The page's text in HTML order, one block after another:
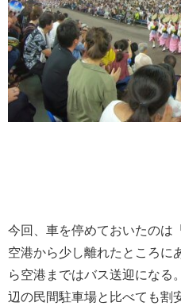
今回、車を停めておいたのは「
空港から少し離れたところに
ら空港まではバス送迎になる。
辺の民間駐車場と比べても割